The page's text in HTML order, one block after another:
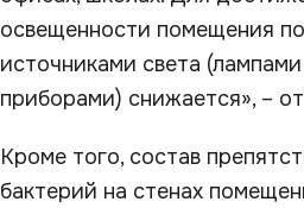
освещенности помещения
источниками света
приборами) снижается», –
Кроме того, состав
бактерий на стенах